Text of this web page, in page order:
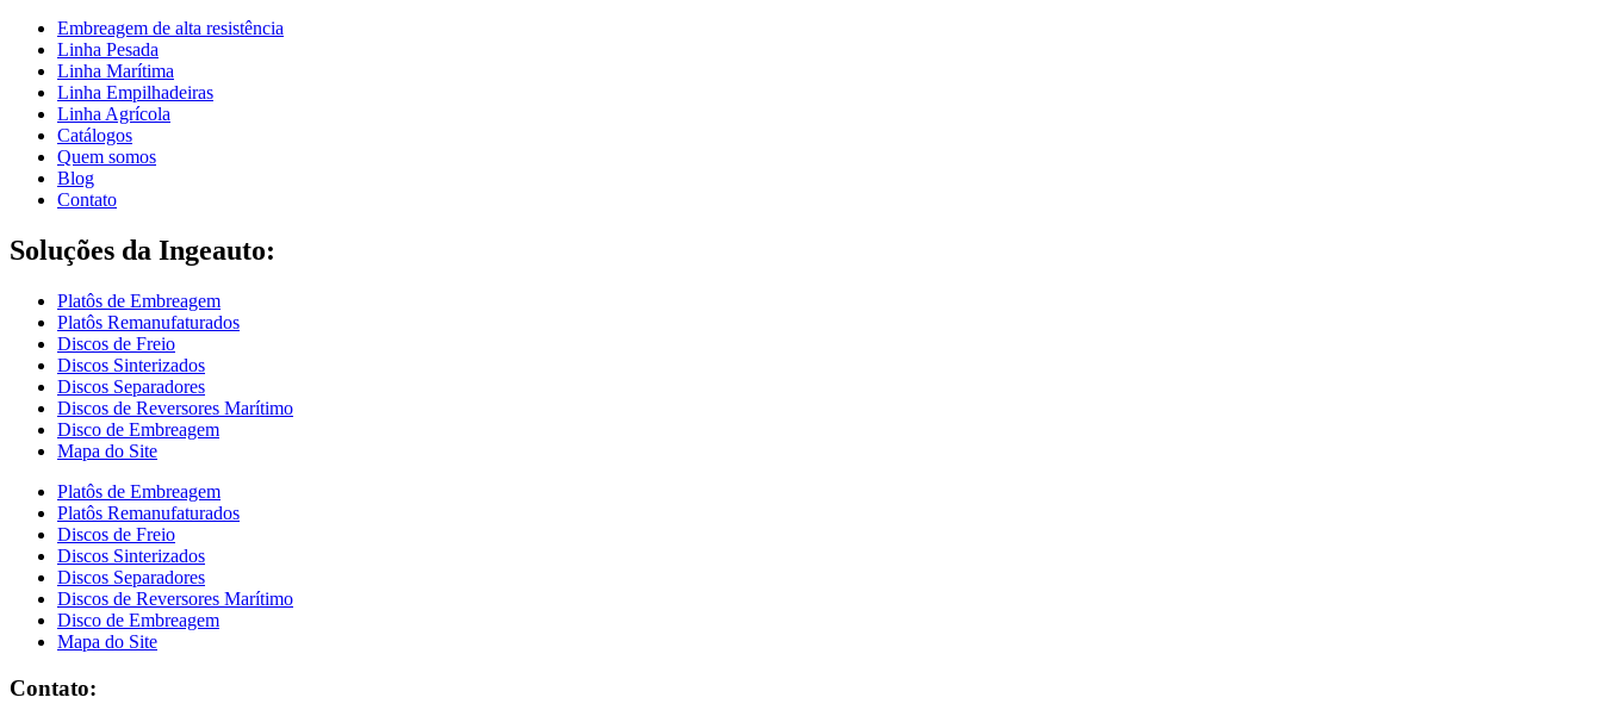
Embreagem de alta resistência
Linha Pesada
Linha Marítima
Linha Empilhadeiras
Linha Agrícola
Catálogos
Quem somos
Blog
Contato
Soluções da Ingeauto:
Platôs de Embreagem
Platôs Remanufaturados
Discos de Freio
Discos Sinterizados
Discos Separadores
Discos de Reversores Marítimo
Disco de Embreagem
Mapa do Site
Platôs de Embreagem
Platôs Remanufaturados
Discos de Freio
Discos Sinterizados
Discos Separadores
Discos de Reversores Marítimo
Disco de Embreagem
Mapa do Site
Contato: